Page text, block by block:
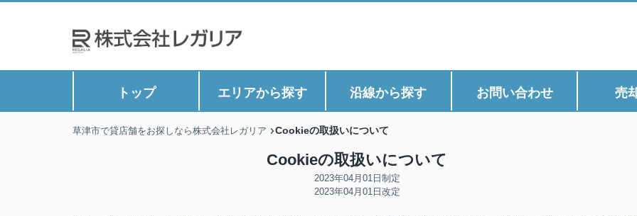
トップ エリアから探す 沿線から探す お問い合わせ 売
草津市で貸店舗をお探しなら株式会社レガリア Cookieの取扱いについて
Cookieの取扱いについて
2023年04月01日制定
2023年04月01日改定